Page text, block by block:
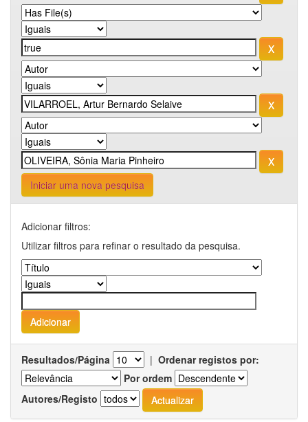
Iniciar uma nova pesquisa
Adicionar filtros:
Utilizar filtros para refinar o resultado da pesquisa.
Resultados/Página | Ordenar registos por:
Por ordem
Autores/Registo